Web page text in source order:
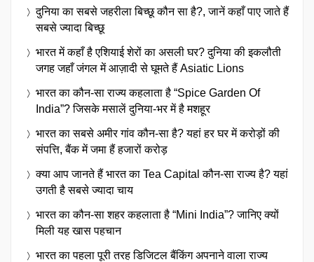
दुनिया का सबसे जहरीला बिच्छू कौन सा है?, जानें कहाँ पाए जाते हैं
सबसे ज्यादा बिच्छू
भारत में कहाँ है एशियाई शेरों का असली घर? दुनिया की इकलौती
जगह जहाँ जंगल में आज़ादी से घूमते हैं Asiatic Lions
भारत का कौन-सा राज्य कहलाता है “Spice Garden Of
India”? जिसके मसालें दुनिया-भर में है मशहूर
भारत का सबसे अमीर गांव कौन-सा है? यहां हर घर में करोड़ों की
संपत्ति, बैंक में जमा हैं हजारों करोड़
क्या आप जानते हैं भारत का Tea Capital कौन-सा राज्य है? यहां
उगती है सबसे ज्यादा चाय
भारत का कौन-सा शहर कहलाता है “Mini India”? जानिए क्यों
मिली यह खास पहचान
भारत का पहला पूरी तरह डिजिटल बैंकिंग अपनाने वाला राज्य